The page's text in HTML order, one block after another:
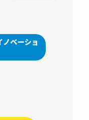
ノベーショ